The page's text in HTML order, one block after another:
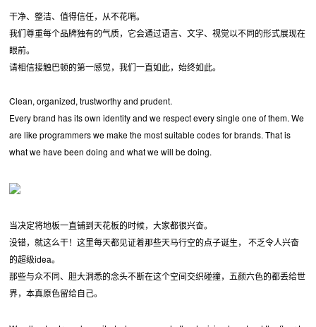
干净、整洁、值得信任，从不花哨。
我们尊重每个品牌独有的气质，它会通过语言、文字、视觉以不同的形式展现在
眼前。
请相信接触巴顿的第一感觉，我们一直如此，始终如此。
Clean, organized, trustworthy and prudent.
Every brand has its own identity and we respect every single one of them. We
are like programmers we make the most suitable codes for brands. That is
what we have been doing and what we will be doing.
当决定将地板一直铺到天花板的时候，大家都很兴奋。
没错，就这么干！这里每天都见证着那些天马行空的点子诞生， 不乏令人兴奋
的超级idea。
那些与众不同、胆大洞悉的念头不断在这个空间交织碰撞，五颜六色的都丢给世
界，本真原色留给自己。